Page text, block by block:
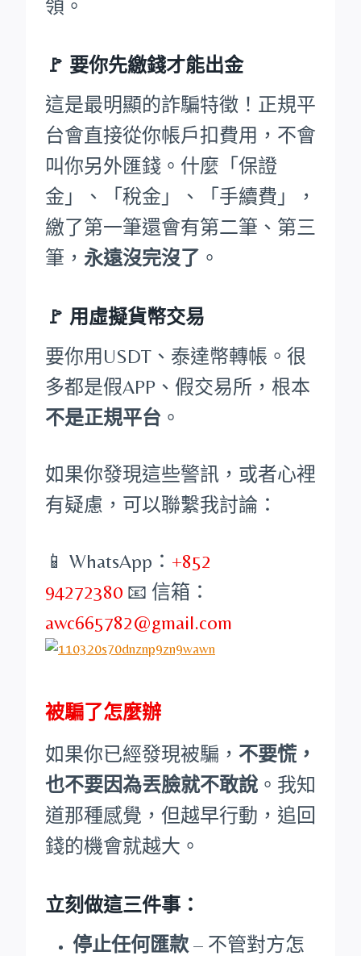
領。
🚩 要你先繳錢才能出金
這是最明顯的詐騙特徵！正規平
台會直接從你帳戶扣費用，不會
叫你另外匯錢。什麼「保證
金」、「稅金」、「手續費」，
繳了第一筆還會有第二筆、第三
筆， 永遠沒完沒了 。
🚩 用虛擬貨幣交易
要你用USDT、泰達幣轉帳。很
多都是假APP、假交易所，根本
不是正規平台 。
如果你發現這些警訊，或者心裡
有疑慮，可以聯繫我討論：
📱 WhatsApp： +852
94272380 📧 信箱：
awc665782@gmail.com
被騙了怎麼辦
如果你已經發現被騙， 不要慌，
也不要因為丟臉就不敢說 。我知
道那種感覺，但越早行動，追回
錢的機會就越大。
立刻做這三件事：
停止任何匯款 – 不管對方怎